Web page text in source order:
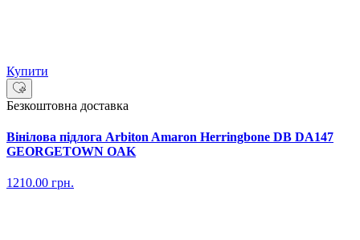
Купити
Безкоштовна доставка
Вінілова підлога Arbiton Amaron Herringbone DB DA147
GEORGETOWN OAK
1210.00 грн.